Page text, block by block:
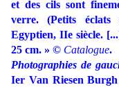
et des cils sont
verre. (Petits
Egyptien, IIe siècle.
25 cm. » © Catalogue.
Photographies de
Ier Van Riesen Burgh